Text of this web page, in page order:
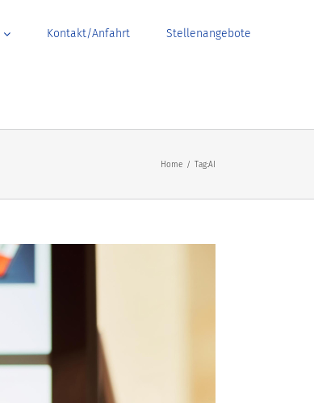
Kontakt/Anfahrt Stellenangebote
Home / Tag:AI